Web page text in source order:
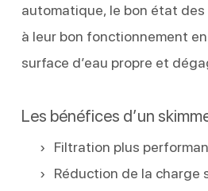
automatique, le bon état
à leur bon fonctionnement
surface d’eau propre et
Les bénéfices d’un
Filtration plus
Réduction de la charge